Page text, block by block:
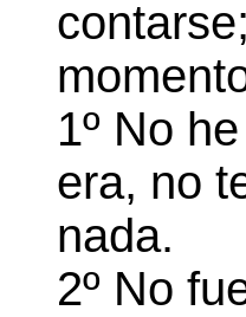
1º No
era, no
nada.
2º No